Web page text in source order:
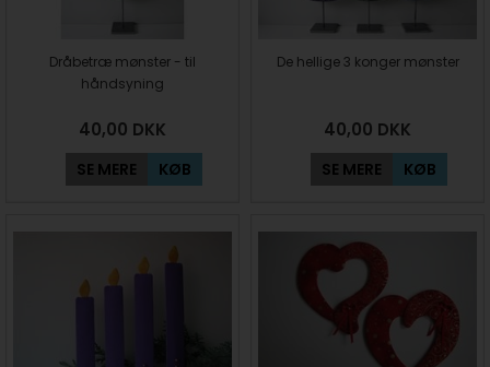
Dråbetræ mønster - til
håndsyning
40,00 DKK
SE MERE KØB
De hellige 3 konger mønster
40,00 DKK
SE MERE KØB